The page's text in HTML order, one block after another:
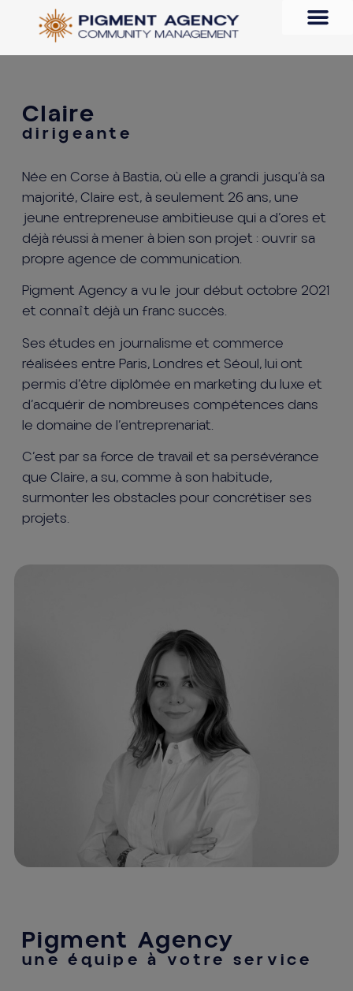
Claire
dirigeante
Née en Corse à Bastia, où elle a grandi jusqu’à sa
majorité, Claire est, à seulement 26 ans, une
jeune entrepreneuse ambitieuse qui a d’ores et
déjà réussi à mener à bien son projet : ouvrir sa
propre agence de communication.
Pigment Agency a vu le jour début octobre 2021
et connaît déjà un franc succès.
Ses études en journalisme et commerce
réalisées entre Paris, Londres et Séoul, lui ont
permis d’être diplômée en marketing du luxe et
d’acquérir de nombreuses compétences dans
le domaine de l’entreprenariat.
C’est par sa force de travail et sa persévérance
que Claire, a su, comme à son habitude,
surmonter les obstacles pour concrétiser ses
projets.
Pigment Agency
une équipe à votre service